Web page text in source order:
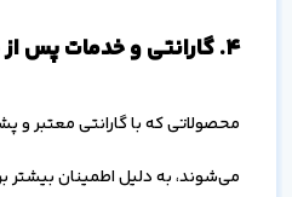
۴. گارانتی و خدمات پس از فروش
محصولاتی که با گارانتی معتبر و
می‌شوند، به دلیل اطمینان بیشتر